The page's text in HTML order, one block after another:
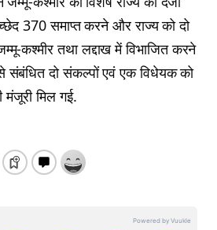
370 समाप्त करने और राज्य को दो
कश्मीर तथा लद्दाख में विभाजित करने
संबंधित दो संकल्पों एवं एक विधेयक को
मंजूरी मिल गई.